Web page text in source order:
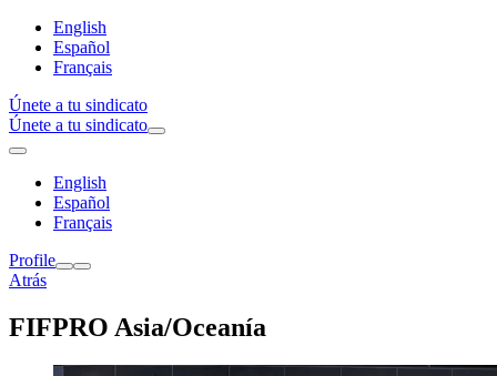
English
Español
Français
Únete a tu sindicato
Únete a tu sindicato
English
Español
Français
Profile
Atrás
FIFPRO Asia/Oceanía